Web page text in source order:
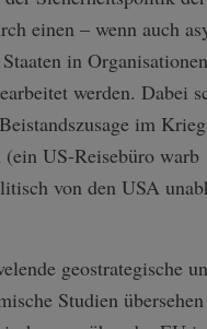
einen – wenn auch
in
werden. Dabei
im
US-Reisebüro
von den USA
geostrategische
Studien